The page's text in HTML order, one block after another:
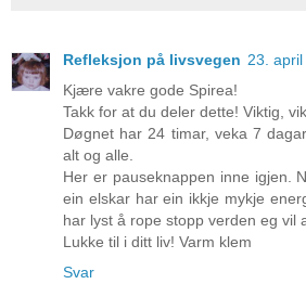
Refleksjon på livsvegen 23.
Kjære vakre gode Spirea!
Takk for at du deler dette! Viktig,
Døgnet har 24 timar, veka 7
alt og alle.
Her er pauseknappen inne igjen.
ein elskar har ein ikkje mykje
har lyst å rope stopp verden eg vil
Lukke til i ditt liv! Varm klem
Svar